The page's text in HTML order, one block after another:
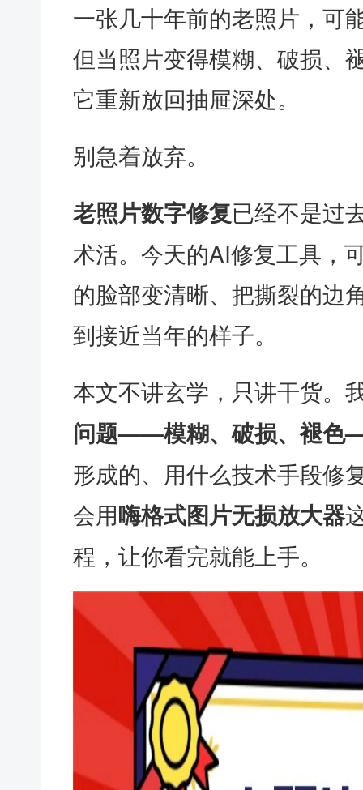
一张几十年前的老照片，可
但当照片变得模糊、破损、
它重新放回抽屉深处。
别急着放弃。
老照片数字修复已经不是过
术活。今天的AI修复工具，
的脸部变清晰、把撕裂的边
到接近当年的样子。
本文不讲玄学，只讲干货。
问题——模糊、破损、褪色
形成的、用什么技术手段修
会用嗨格式图片无损放大器
程，让你看完就能上手。